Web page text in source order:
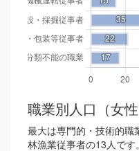
職業別人口（女性
最大は専門的・技術的職
林漁業従事者の13人です。